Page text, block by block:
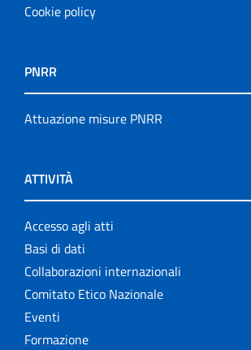
Cookie policy
PNRR
Attuazione misure PNRR
ATTIVITÀ
Accesso agli atti
Basi di dati
Collaborazioni internazionali
Comitato Etico Nazionale
Eventi
Formazione